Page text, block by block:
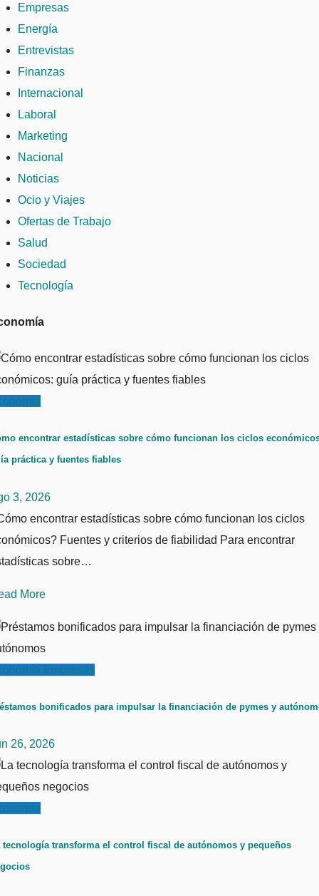
Empresas
Energía
Entrevistas
Finanzas
Internacional
Laboral
Marketing
Nacional
Noticias
Ocio y Viajes
Ofertas de Trabajo
Salud
Sociedad
Tecnología
encontrar estadísticas sobre cómo funcionan los ciclos
práctica y fuentes fiables
3, 2026
encontrar estadísticas sobre cómo funcionan los ciclos
Fuentes y criterios de fiabilidad Para encontrar
sobre…
More
Empresas
bonificados para impulsar la financiación de pymes y
26, 2026
tecnología transforma el control fiscal de autónomos y pequeños